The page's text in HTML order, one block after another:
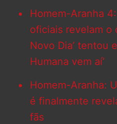
Homem-Aranha
oficiais revelam o
Novo Dia’ tentou
Humana vem aí’
Homem-Aranha:
é finalmente
fãs